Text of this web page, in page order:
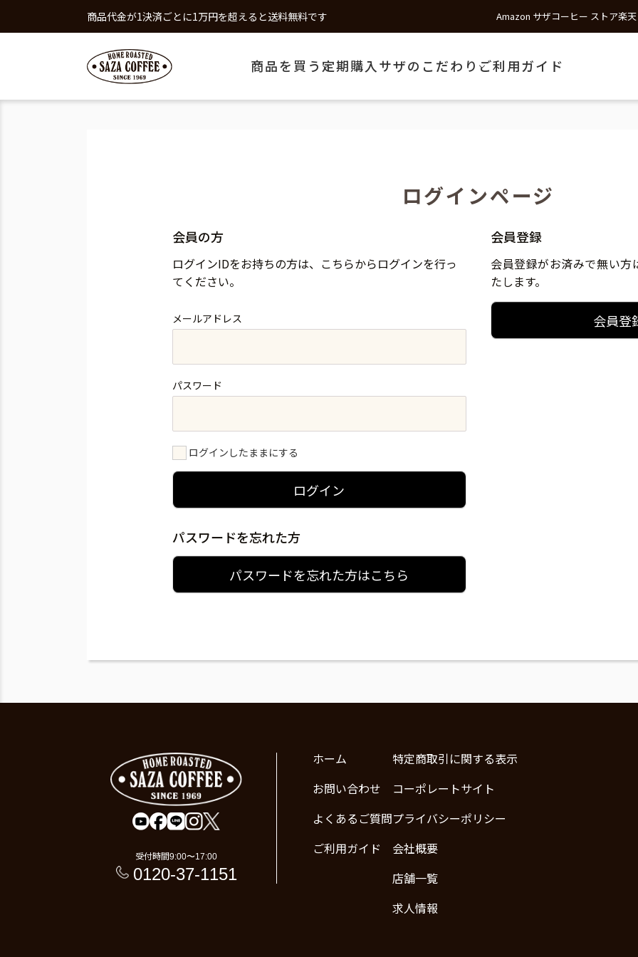
商品代金が1決済ごとに1万円を超えると送料無料です Amazon サザコーヒー ストア楽
商品を買う 定期購入 サザのこだわり ご利用ガイド
ログインページ
会員の方
ログインIDをお持ちの方は、こちらからログインを行っ
てください。
メールアドレス
パスワード
ログインしたままにする
ログイン
パスワードを忘れた方
パスワードを忘れた方はこちら
会員登録
会員登録がお済みで無い
たします。
会員登
受付時間9:00〜17:00
0120-37-1151
ホーム
お問い合わせ
よくあるご質問
ご利用ガイド
特定商取引に関する表示
コーポレートサイト
プライバシーポリシー
会社概要
店舗一覧
求人情報